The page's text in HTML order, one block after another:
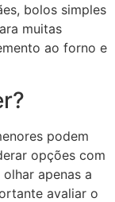
bolos simples
muitas
ao forno e
podem
opções com
apenas a
avaliar o